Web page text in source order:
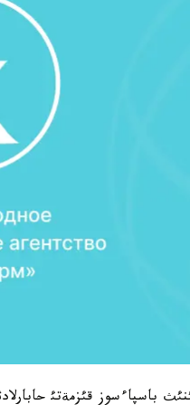
باسپاءسوز قئزمةتئ